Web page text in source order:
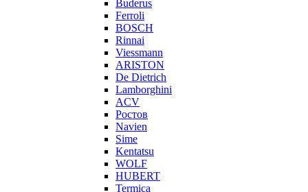
Buderus
Ferroli
BOSCH
Rinnai
Viessmann
ARISTON
De Dietrich
Lamborghini
ACV
Ростов
Navien
Sime
Kentatsu
WOLF
HUBERT
Termica